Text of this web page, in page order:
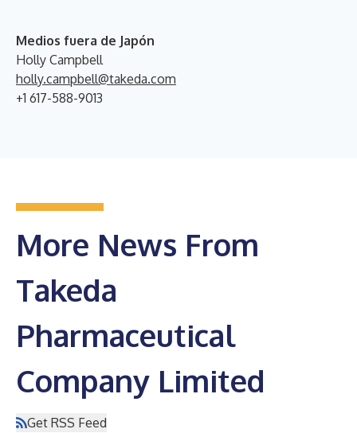
Medios fuera de Japón
Holly Campbell
holly.campbell@takeda.com
+1 617-588-9013
More News From
Takeda
Pharmaceutical
Company Limited
Get RSS Feed